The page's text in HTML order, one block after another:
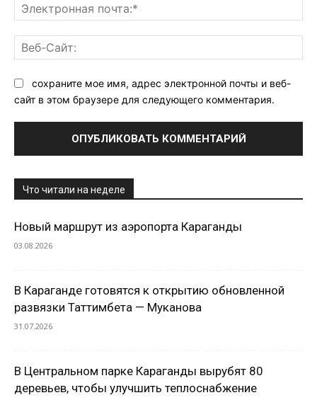
сохраните мое имя, адрес электронной почты и веб-
сайт в этом браузере для следующего комментария.
Что читали на неделе
Новый маршрут из аэропорта Караганды
03.08.2026
В Караганде готовятся к открытию обновленной
развязки Таттимбета — Муканова
31.07.2026
В Центральном парке Караганды вырубят 80
деревьев, чтобы улучшить теплоснабжение